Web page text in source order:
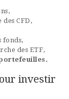
des CFD,
fonds,
des ETF,
investir